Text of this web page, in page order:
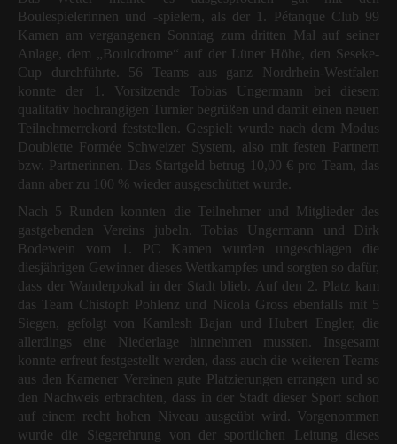
Boulespielerinnen und -spielern, als der 1. Pétanque Club 99
Kamen am vergangenen Sonntag zum dritten Mal auf seiner
Anlage, dem „Boulodrome“ auf der Lüner Höhe, den Seseke-
Cup durchführte. 56 Teams aus ganz Nordrhein-Westfalen
konnte der 1. Vorsitzende Tobias Ungermann bei diesem
qualitativ hochrangigen Turnier begrüßen und damit einen neuen
Teilnehmerrekord feststellen. Gespielt wurde nach dem Modus
Doublette Formée Schweizer System, also mit festen Partnern
bzw. Partnerinnen. Das Startgeld betrug 10,00 € pro Team, das
dann aber zu 100 % wieder ausgeschüttet wurde.
Nach 5 Runden konnten die Teilnehmer und Mitglieder des
gastgebenden Vereins jubeln. Tobias Ungermann und Dirk
Bodewein vom 1. PC Kamen wurden ungeschlagen die
diesjährigen Gewinner dieses Wettkampfes und sorgten so dafür,
dass der Wanderpokal in der Stadt blieb. Auf den 2. Platz kam
das Team Chistoph Pohlenz und Nicola Gross ebenfalls mit 5
Siegen, gefolgt von Kamlesh Bajan und Hubert Engler, die
allerdings eine Niederlage hinnehmen mussten. Insgesamt
konnte erfreut festgestellt werden, dass auch die weiteren Teams
aus den Kamener Vereinen gute Platzierungen errangen und so
den Nachweis erbrachten, dass in der Stadt dieser Sport schon
auf einem recht hohen Niveau ausgeübt wird. Vorgenommen
wurde die Siegerehrung von der sportlichen Leitung dieses